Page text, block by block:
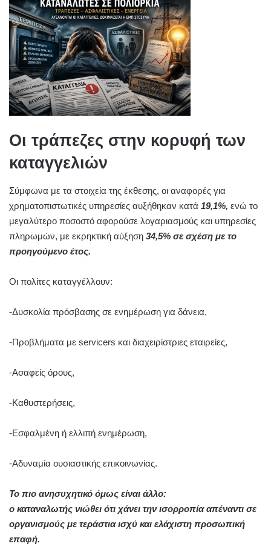
Οι τράπεζες στην κορυφή των
καταγγελιών
Σύμφωνα με τα στοιχεία της έκθεσης, οι αναφορές για
χρηματοπιστωτικές υπηρεσίες αυξήθηκαν κατά 19,1%, ενώ το
μεγαλύτερο ποσοστό αφορούσε λογαριασμούς και υπηρεσίες
πληρωμών, με εκρηκτική αύξηση 34,5% σε σχέση με το
προηγούμενο έτος.
Οι πολίτες καταγγέλλουν:
-Δυσκολία πρόσβασης σε ενημέρωση για δάνεια,
-Προβλήματα με servicers και διαχειρίστριες εταιρείες,
-Ασαφείς όρους,
-Καθυστερήσεις,
-Εσφαλμένη ή ελλιπή ενημέρωση,
-Αδυναμία ουσιαστικής επικοινωνίας.
Το πιο ανησυχητικό όμως είναι άλλο:
ο καταναλωτής νιώθει ότι χάνει την ισορροπία απέναντι σε
οργανισμούς με τεράστια ισχύ και ελάχιστη προσωπική
επαφή.